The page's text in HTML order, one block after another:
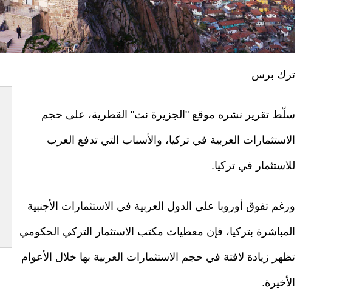
ترك برس
سلّط تقرير نشره موقع "الجزيرة نت" القطرية، على حجم
الاستثمارات العربية في تركيا، والأسباب التي تدفع العرب
للاستثمار في تركيا.
ورغم تفوق أوروبا على الدول العربية في الاستثمارات الأجنبية
المباشرة بتركيا، فإن معطيات مكتب الاستثمار التركي الحكومي
تظهر زيادة لافتة في حجم الاستثمارات العربية بها خلال الأعوام
الأخيرة.